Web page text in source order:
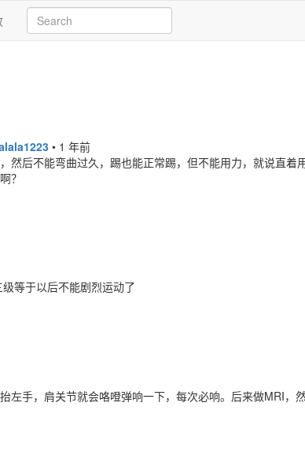
• 1 年前
然后不能弯曲过久，踢也能正常踢，但不能用力，就说直着
？
等于以后不能剧烈运动了
左手，肩关节就会咯噔弹响一下，每次必响。后来做MRI，